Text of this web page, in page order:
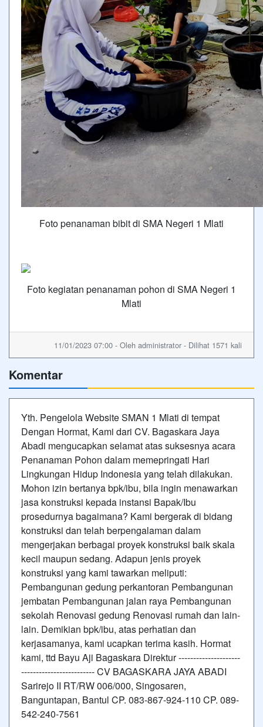
Foto penanaman bibit di SMA Negeri 1 Mlati
Foto kegiatan penanaman pohon di SMA Negeri 1
Mlati
11/01/2023 07:00 - Oleh administrator - Dilihat 1571 kali
Komentar
Yth. Pengelola Website SMAN 1 Mlati di tempat
Dengan Hormat, Kami dari CV. Bagaskara Jaya
Abadi mengucapkan selamat atas suksesnya acara
Penanaman Pohon dalam memepringati Hari
Lingkungan Hidup Indonesia yang telah dilakukan.
Mohon izin bertanya bpk/ibu, bila ingin menawarkan
jasa konstruksi kepada instansi Bapak/Ibu
prosedurnya bagaimana? Kami bergerak di bidang
konstruksi dan telah berpengalaman dalam
mengerjakan berbagai proyek konstruksi baik skala
kecil maupun sedang. Adapun jenis proyek
konstruksi yang kami tawarkan meliputi:
Pembangunan gedung perkantoran Pembangunan
jembatan Pembangunan jalan raya Pembangunan
sekolah Renovasi gedung Renovasi rumah dan lain-
lain. Demikian bpk/ibu, atas perhatian dan
kerjasamanya, kami ucapkan terima kasih. Hormat
kami, ttd Bayu Aji Bagaskara Direktur ---------------------
------------------------- CV BAGASKARA JAYA ABADI
Sarirejo II RT/RW 006/000, Singosaren,
Banguntapan, Bantul CP. 083-867-924-110 CP. 089-
542-240-7561